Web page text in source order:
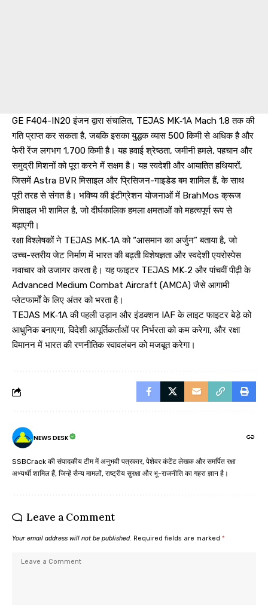
GE F404-IN20 इंजन द्वारा संचालित, TEJAS MK‑1A Mach 1.8 तक की
गति प्राप्त कर सकता है, जबकि इसका युद्धक व्यास 500 किमी से अधिक है और
फेरी रेंज लगभग 1,700 किमी है। यह हवाई श्रेष्ठता, जमीनी हमले, पहचान और
समुद्री मिशनों को पूरा करने में सक्षम है। यह स्वदेशी और आयातित हथियारों,
जिसमें Astra BVR मिसाइल और प्रिसिजन-गाइडेड बम शामिल हैं, के साथ
पूरी तरह से संगत है। भविष्य की इंटीग्रेशन योजनाओं में BrahMos क्रूज
मिसाइल भी शामिल है, जो दीर्घकालिक हमला क्षमताओं को महत्वपूर्ण रूप से
बढ़ाएगी।
रक्षा विश्लेषकों ने TEJAS MK‑1A को “आसमान का अर्जुन” बताया है, जो
उच्च-स्तरीय जेट निर्माण में भारत की बढ़ती विशेषज्ञता और स्वदेशी एयरोस्पेस
नवाचार को उजागर करता है। यह फाइटर TEJAS MK‑2 और पांचवीं पीढ़ी के
Advanced Medium Combat Aircraft (AMCA) जैसे आगामी
प्लेटफार्मों के लिए अंतर को भरता है।
TEJAS MK‑1A की पहली उड़ान और इंडक्शन IAF के लाइट फाइटर बेड़े को
आधुनिक बनाएगा, विदेशी आपूर्तिकर्ताओं पर निर्भरता को कम करेगा, और रक्षा
विमानन में भारत की रणनीतिक स्वावलंबन को मजबूत करेगा।
NEWS DESK
SSBCrack की संपादकीय टीम में अनुभवी पत्रकार, पेशेवर कंटेंट लेखक और समर्पित रक्षा
अभ्यर्थी शामिल हैं, जिन्हें सैन्य मामलों, राष्ट्रीय सुरक्षा और भू-राजनीति का गहरा ज्ञान है।
Leave a Comment
Your email address will not be published. Required fields are marked *